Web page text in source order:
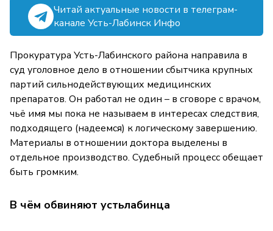
Читай актуальные новости в телеграм-
канале Усть-Лабинск Инфо
Прокуратура Усть-Лабинского района направила в
суд уголовное дело в отношении сбытчика крупных
партий сильнодействующих медицинских
препаратов. Он работал не один – в сговоре с врачом,
чьё имя мы пока не называем в интересах следствия,
подходящего (надеемся) к логическому завершению.
Материалы в отношении доктора выделены в
отдельное производство. Судебный процесс обещает
быть громким.
В чём обвиняют устьлабинца